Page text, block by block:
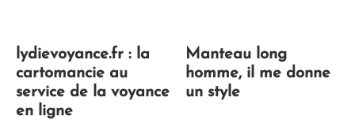
lydievoyance.fr : la
cartomancie au
service de la voyance
en ligne
Manteau long
homme, il me donne
un style